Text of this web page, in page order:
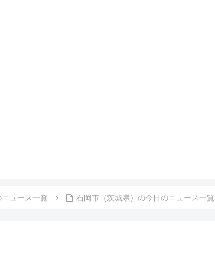
ュース一覧 石岡市（茨城県）の今日のニュース一覧